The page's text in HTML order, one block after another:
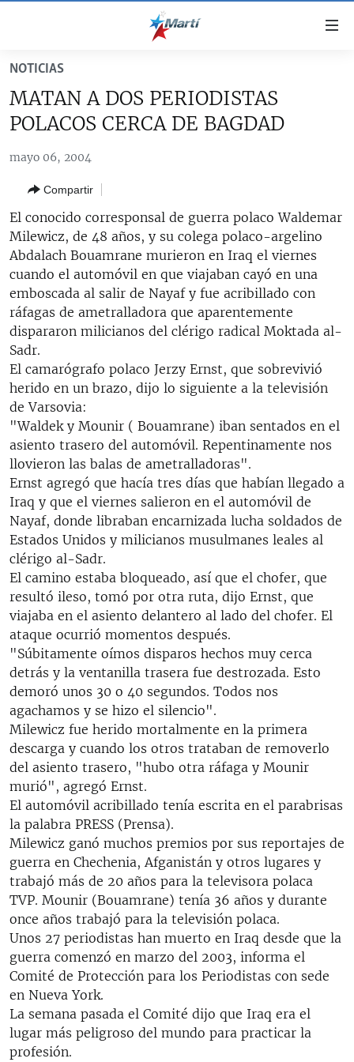
accesibilidad
al
contenido
navegación
principal
Ir
la
búsqueda
#11JCUBA, 5 AÑOS DESPUÉS
INFORME DEL DEPARTAMENTO DE ESTADO DE EEUU
SOBRE CUBA
AMÉRICA 250
AMÉRICA LATINA
INMIGRACIÓN
MUNDO
DEPORTES
ARTE Y ENTRETENIMIENTO
OPINIÓN GRÁFICA
AUDIOVISUALES MARTÍ
RADIO MARTÍ
ESPECIALES
ESPECIALES
LA REALIDAD DE LA VIVIENDA EN CUBA
SER VIEJO EN CUBA
KENTU-CUBANO
LOS SANTOS DE HIALEAH
DESINFORMACIÓN RUSA EN AMÉRICA LATINA
LA INVASIÓN DE RUSIA A UCRANIA
MULTIMEDIA
EDITORIALES
SÍGUENOS
NOTICIAS
MATAN A DOS PERIODISTAS
POLACOS CERCA DE BAGDAD
mayo 06, 2004
Compartir
El conocido corresponsal de guerra polaco Waldemar
Milewicz, de 48 años, y su colega polaco-argelino
Abdalach Bouamrane murieron en Iraq el viernes
cuando el automóvil en que viajaban cayó en una
emboscada al salir de Nayaf y fue acribillado con
ráfagas de ametralladora que aparentemente
dispararon milicianos del clérigo radical Moktada al-
Sadr.
El camarógrafo polaco Jerzy Ernst, que sobrevivió
herido en un brazo, dijo lo siguiente a la televisión
de Varsovia:
"Waldek y Mounir ( Bouamrane) iban sentados en el
asiento trasero del automóvil. Repentinamente nos
llovieron las balas de ametralladoras".
Ernst agregó que hacía tres días que habían llegado a
Iraq y que el viernes salieron en el automóvil de
Nayaf, donde libraban encarnizada lucha soldados de
Estados Unidos y milicianos musulmanes leales al
clérigo al-Sadr.
El camino estaba bloqueado, así que el chofer, que
resultó ileso, tomó por otra ruta, dijo Ernst, que
viajaba en el asiento delantero al lado del chofer. El
ataque ocurrió momentos después.
"Súbitamente oímos disparos hechos muy cerca
detrás y la ventanilla trasera fue destrozada. Esto
demoró unos 30 o 40 segundos. Todos nos
agachamos y se hizo el silencio".
Milewicz fue herido mortalmente en la primera
descarga y cuando los otros trataban de removerlo
del asiento trasero, "hubo otra ráfaga y Mounir
murió", agregó Ernst.
El automóvil acribillado tenía escrita en el parabrisas
la palabra PRESS (Prensa).
Milewicz ganó muchos premios por sus reportajes de
guerra en Chechenia, Afganistán y otros lugares y
trabajó más de 20 años para la televisora polaca
TVP. Mounir (Bouamrane) tenía 36 años y durante
once años trabajó para la televisión polaca.
Unos 27 periodistas han muerto en Iraq desde que la
guerra comenzó en marzo del 2003, informa el
Comité de Protección para los Periodistas con sede
en Nueva York.
La semana pasada el Comité dijo que Iraq era el
lugar más peligroso del mundo para practicar la
profesión.